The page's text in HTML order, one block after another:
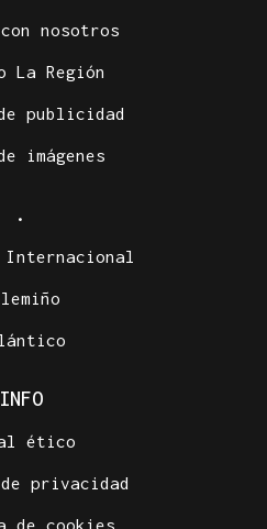
nosotros
La Región
publicidad
imágenes
.
Internacional
INFO
ético
privacidad